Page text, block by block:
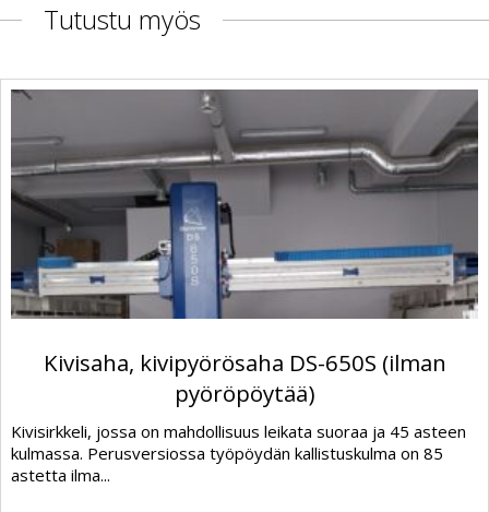
Tutustu myös
Kivisaha, kivipyörösaha DS-650S (ilman
pyöröpöytää)
Kivisirkkeli, jossa on mahdollisuus leikata suoraa ja 45 asteen
kulmassa. Perusversiossa työpöydän kallistuskulma on 85
astetta ilma...